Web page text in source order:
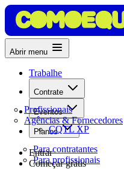
Abrir menu
Trabalhe
Contrate
Profissionais
Agências & Fornecedores
Eventos
CQTL XP
Planos
Para contratantes
Para profissionais
Entrar
Começar grátis